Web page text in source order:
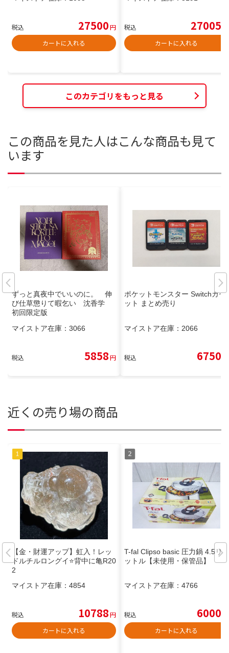
税込 27500円
カートに入れる
税込 27005
カートに入れる
このカテゴリをもっと見る
この商品を見た人はこんな商品も見て
います
ずっと真夜中でいいのに。 伸
び仕草懲りて暇乞い 沈香学
初回限定版
マイストア在庫： 3066
税込 5858円
ポケットモンスター Switchカセ
ット まとめ売り
マイストア在庫： 2066
税込 6750
近くの売り場の商品
【金・財運アップ】虹入！レッ
ドルチルロングイ⭐️背中に亀R20
2
マイストア在庫： 4854
税込 10788円
カートに入れる
T-fal Clipso basic 圧力鍋 4.5リ
ットル【未使用・保管品】
マイストア在庫： 4766
税込 6000
カートに入れる